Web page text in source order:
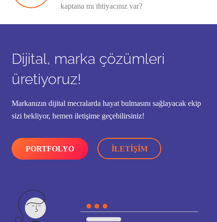
kaptana mı ihtiyacınız var?
Dijital, marka çözümleri
üretiyoruz!
Markanızın dijital mecralarda hayat bulmasını sağlayacak ekip
sizi bekliyor, hemen iletişime geçebilirsiniz!
PORTFOLYO İLETIŞIM